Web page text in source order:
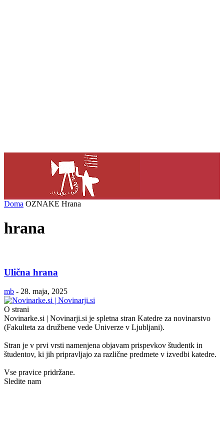
Doma OZNAKE Hrana
hrana
Ulična hrana
mb - 28. maja, 2025
O strani
Novinarke.si | Novinarji.si je spletna stran Katedre za novinarstvo
(Fakulteta za družbene vede Univerze v Ljubljani).
Stran je v prvi vrsti namenjena objavam prispevkov študentk in
študentov, ki jih pripravljajo za različne predmete v izvedbi katedre.
Vse pravice pridržane.
Sledite nam